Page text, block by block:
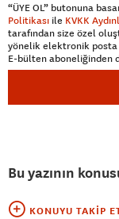
“ÜYE OL” butonuna
Politikası ile KVKK
tarafından size özel
yönelik elektronik posta
E-bülten aboneliğinden
Bu yazının
KONUYU TAKIP